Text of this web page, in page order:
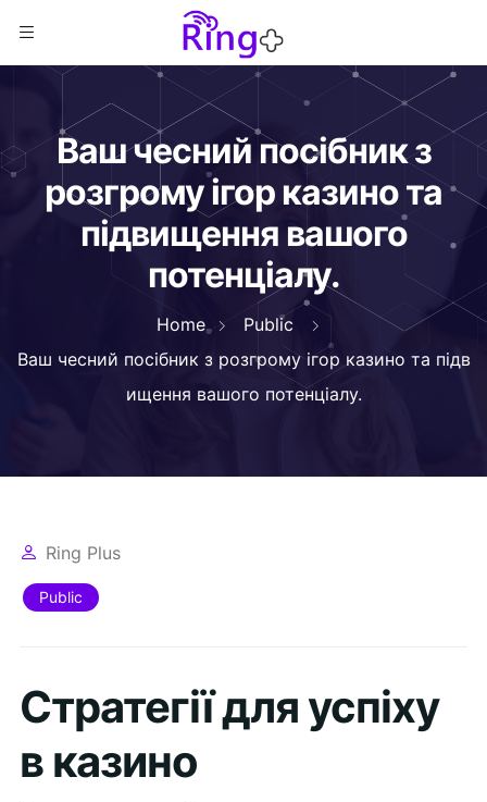
Ваш чесний посібник з
розгрому ігор казино та
підвищення вашого
потенціалу.
Home
Public
Ваш чесний посібник з розгрому ігор казино та підв
ищення вашого потенціалу.
Ring Plus
Public
Стратегії для успіху
в казино